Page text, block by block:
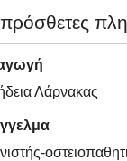
Λάρνακας